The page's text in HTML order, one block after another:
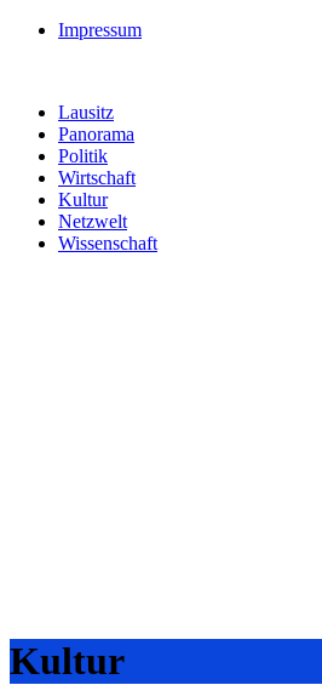
Impressum
Lausitz
Panorama
Politik
Wirtschaft
Kultur
Netzwelt
Wissenschaft
Kultur